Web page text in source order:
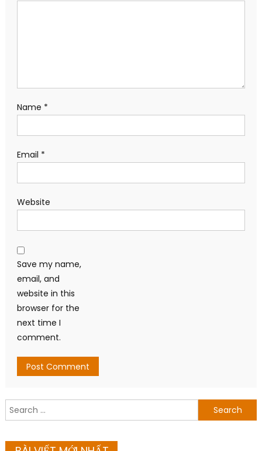
Name *
Email *
Website
Save my name,
email, and
website in this
browser for the
next time I
comment.
Search
for: